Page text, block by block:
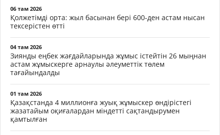
06 там 2026
Қолжетімді орта: жыл басынан бері 600-ден астам нысан
тексерістен өтті
04 там 2026
Зиянды еңбек жағдайларында жұмыс істейтін 26 мыңнан
астам жұмыскерге арнаулы әлеуметтік төлем
тағайындалды
01 там 2026
Қазақстанда 4 миллионға жуық жұмыскер өндірістегі
жазатайым оқиғалардан міндетті сақтандырумен
қамтылған